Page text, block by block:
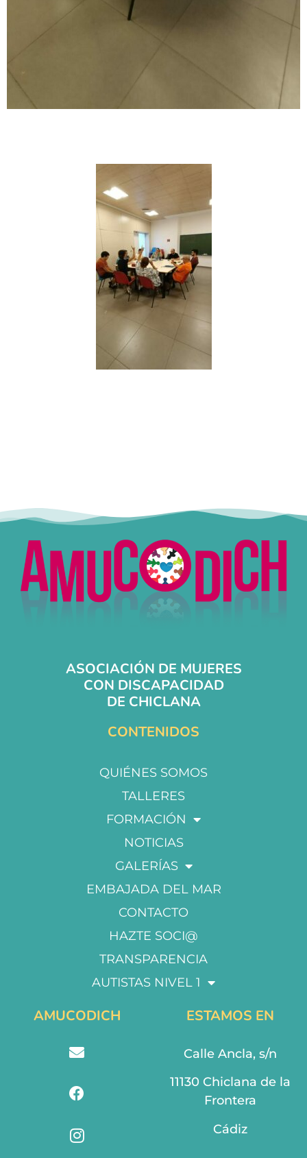
ASOCIACIÓN DE MUJERES
CON DISCAPACIDAD
DE CHICLANA
CONTENIDOS
QUIÉNES SOMOS
TALLERES
FORMACIÓN
NOTICIAS
GALERÍAS
EMBAJADA DEL MAR
CONTACTO
HAZTE SOCI@
TRANSPARENCIA
AUTISTAS NIVEL 1
AMUCODICH ESTAMOS EN
Calle Ancla, s/n
11130 Chiclana de la
Frontera
Cádiz